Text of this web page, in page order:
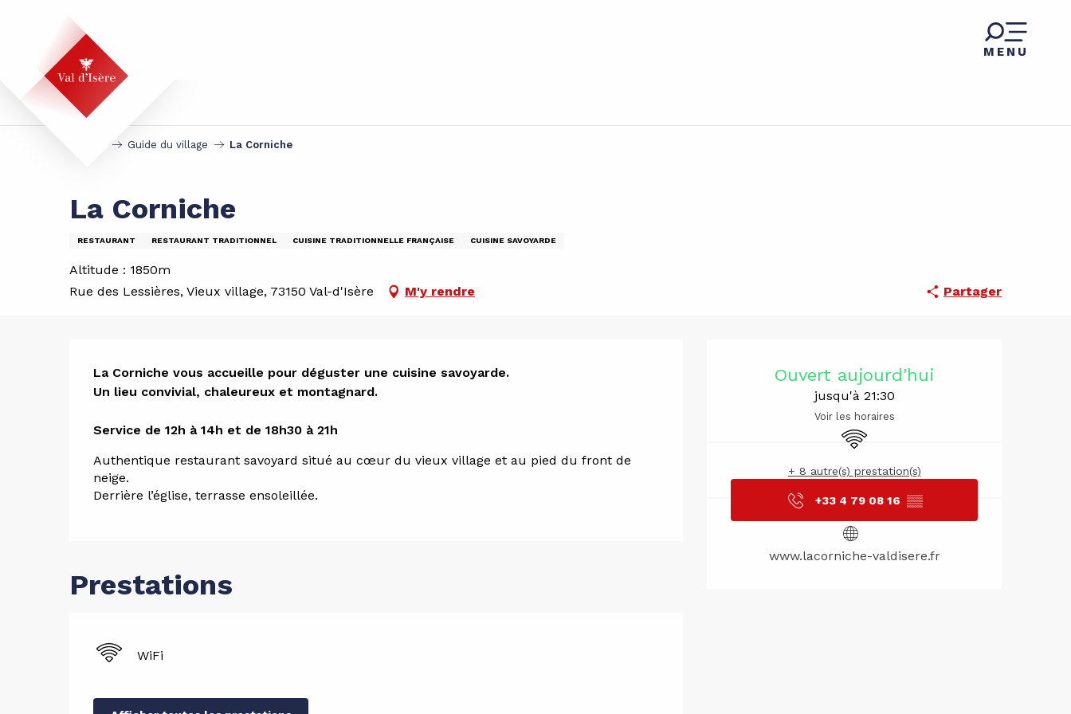
principal
MENU
Guide du village La Corniche
La Corniche
RESTAURANT RESTAURANT TRADITIONNEL CUISINE TRADITIONNELLE FRANÇAISE CUISINE SAVOYARDE
Altitude : 1850m
Rue des Lessières, Vieux village, 73150 Val-d'Isère
M'y rendre Partager
Ouvert aujourd'hui
jusqu'à 21:30
Voir les horaires
WiFi
+ 8 autre(s) prestation(s)
+33 4 79 08 16 ▒▒
www.lacorniche-valdisere.fr
Description
La Corniche vous accueille pour déguster une cuisine savoyarde.
Un lieu convivial, chaleureux et montagnard.
Service de 12h à 14h et de 18h30 à 21h
Authentique restaurant savoyard situé au cœur du vieux village et au pied du front de
neige.
Derrière l’église, terrasse ensoleillée.
Prestations
WiFi